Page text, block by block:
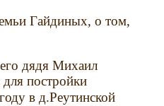
Гайдиных, о том,
дядя Михаил
постройки
в д.Реутинской